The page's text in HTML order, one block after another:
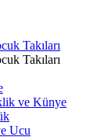
Takıları
Takıları
ve Künye
Ucu